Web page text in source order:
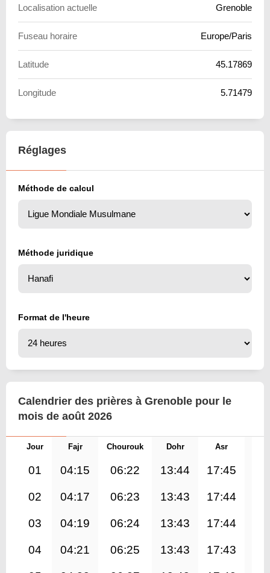
Localisation actuelle Grenoble
Fuseau horaire Europe/Paris
Latitude 45.17869
Longitude 5.71479
Réglages
Méthode de calcul
Méthode juridique
Format de l'heure
Calendrier des prières à Grenoble pour le
mois de août 2026
Jour Fajr Chourouk Dohr Asr
01 04:15 06:22 13:44 17:45
02 04:17 06:23 13:43 17:44
03 04:19 06:24 13:43 17:44
04 04:21 06:25 13:43 17:43